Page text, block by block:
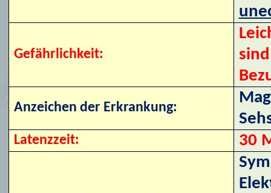
Gefährlichkeit:
Anzeichen der Erkrankung:
Latenzzeit: 30